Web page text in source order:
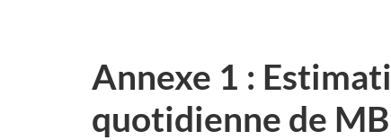
Annexe 1 :
quotidienne de